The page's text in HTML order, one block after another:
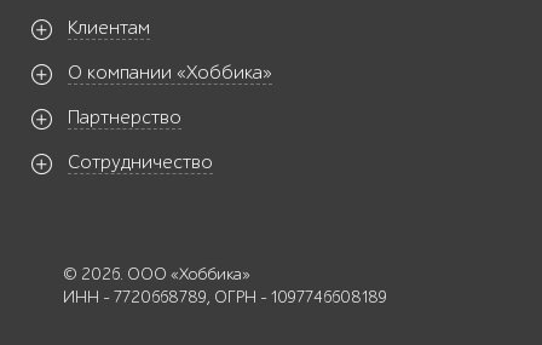
Клиентам
О компании «Хоббика»
Партнерство
Сотрудничество
© 2026. ООО «Хоббика»
ИНН - 7720668789, ОГРН - 1097746608189